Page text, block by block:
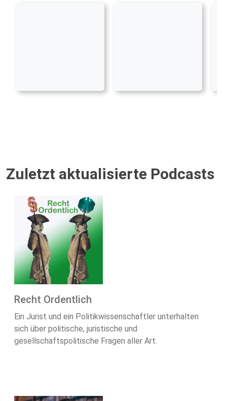
Zuletzt aktualisierte Podcasts
Recht Ordentlich
Ein Jurist und ein Politikwissenschaftler unterhalten
sich über politische, juristische und
gesellschaftspolitische Fragen aller Art.